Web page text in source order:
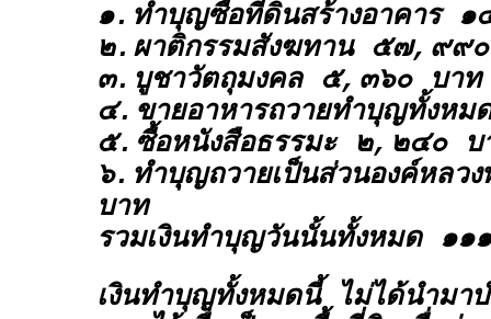
๑.ทำบุญซื้อที่ดินสร้างอาคาร
๒.ผาติกรรมสังฆทาน ๕๗,๙๙
๓.บูชาวัตถุมงคล ๕,๓๖๐ บาท
๔.ขายอาหารถวายทำบุญทั้ง
๕.ซื้อหนังสือธรรมะ ๒,๒๔๐ บ
๖.ทำบุญถวายเป็นส่วนองค์หล
บาท
รวมเงินทำบุญวันนั้นทั้งหมด ๑
เงินทำบุญทั้งหมดนี้ ไม่ได้นำมา